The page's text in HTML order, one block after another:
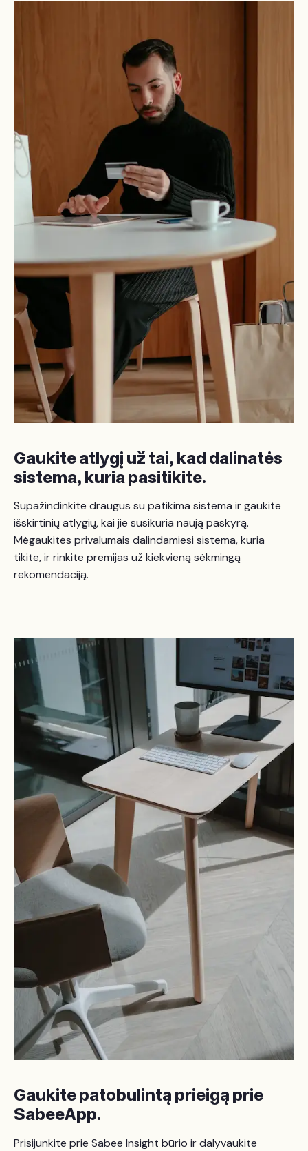
Gaukite atlygį už tai, kad dalinatės
sistema, kuria pasitikite.
Supažindinkite draugus su patikima sistema ir gaukite
išskirtinių atlygių, kai jie susikuria naują paskyrą.
Mėgaukitės privalumais dalindamiesi sistema, kuria
tikite, ir rinkite premijas už kiekvieną sėkmingą
rekomendaciją.
Gaukite patobulintą prieigą prie
SabeeApp.
Prisijunkite prie Sabee Insight būrio ir dalyvaukite